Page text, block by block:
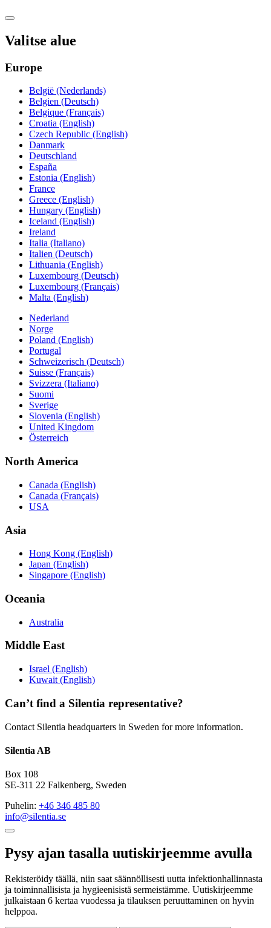
Valitse alue
Europe
België (Nederlands)
Belgien (Deutsch)
Belgique (Français)
Croatia (English)
Czech Republic (English)
Danmark
Deutschland
España
Estonia (English)
France
Greece (English)
Hungary (English)
Iceland (English)
Ireland
Italia (Italiano)
Italien (Deutsch)
Lithuania (English)
Luxembourg (Deutsch)
Luxembourg (Français)
Malta (English)
Nederland
Norge
Poland (English)
Portugal
Schweizerisch (Deutsch)
Suisse (Français)
Svizzera (Italiano)
Suomi
Sverige
Slovenia (English)
United Kingdom
Österreich
North America
Canada (English)
Canada (Français)
USA
Asia
Hong Kong (English)
Japan (English)
Singapore (English)
Oceania
Australia
Middle East
Israel (English)
Kuwait (English)
Can’t find a Silentia representative?
Contact Silentia headquarters in Sweden for more information.
Silentia AB
Box 108
SE-311 22 Falkenberg, Sweden
Puhelin: +46 346 485 80
info@silentia.se
Pysy ajan tasalla uutiskirjeemme avulla
Rekisteröidy täällä, niin saat säännöllisesti uutta infektionhallinnasta
ja toiminnallisista ja hygieenisistä sermeistämme. Uutiskirjeemme
julkaistaan 6 kertaa vuodessa ja tilauksen peruuttaminen on hyvin
helppoa.